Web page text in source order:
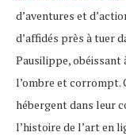
d’aventures et
d’affidés près à tuer
Pausilippe, obéissant
l’ombre et corrompt.
hébergent dans leur
l’histoire de l’art en